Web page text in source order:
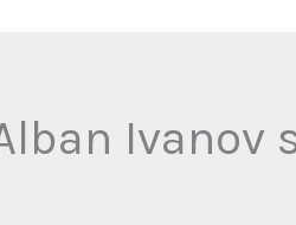
Ivanov